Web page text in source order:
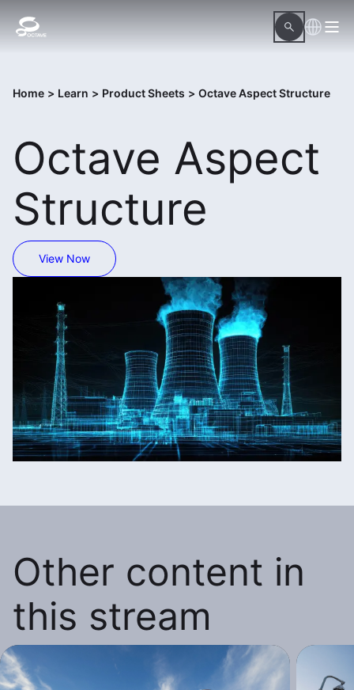
Home > Learn > Product Sheets > Octave Aspect Structure
Octave Aspect
Structure
View Now
Other content in
this stream